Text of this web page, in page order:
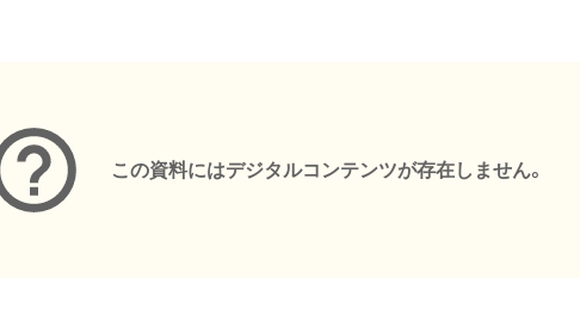
この資料にはデジタルコンテンツが存在しません。